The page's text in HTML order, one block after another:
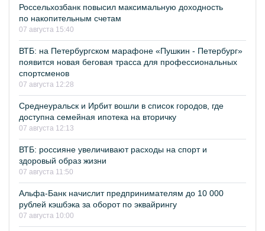
Россельхозбанк повысил максимальную доходность
по накопительным счетам
07 августа 15:40
ВТБ: на Петербургском марафоне «Пушкин - Петербург»
появится новая беговая трасса для профессиональных
спортсменов
07 августа 12:28
Среднеуральск и Ирбит вошли в список городов, где
доступна семейная ипотека на вторичку
07 августа 12:13
ВТБ: россияне увеличивают расходы на спорт и
здоровый образ жизни
07 августа 11:50
Альфа-Банк начислит предпринимателям до 10 000
рублей кэшбэка за оборот по эквайрингу
07 августа 10:00